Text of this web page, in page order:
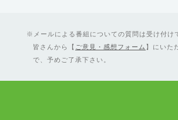
メールによる番組についての質問は受け付
皆さんから【 ご意見・感想フォーム 】にいた
で、予めご了承下さい。